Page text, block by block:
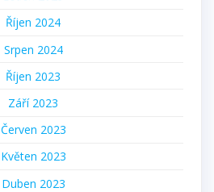
Říjen 2024
Srpen 2024
Říjen 2023
Září 2023
Červen 2023
Květen 2023
Duben 2023